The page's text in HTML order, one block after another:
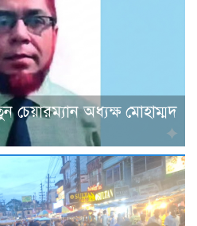
চেয়ারম্যান অধ্যক্ষ মোহাম্মদ